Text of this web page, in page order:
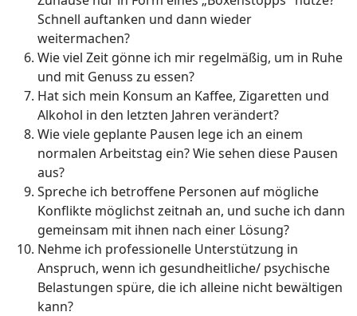
Schnell auftanken und dann wieder
weitermachen?
Wie viel Zeit gönne ich mir regelmäßig, um in Ruhe
und mit Genuss zu essen?
Hat sich mein Konsum an Kaffee, Zigaretten und
Alkohol in den letzten Jahren verändert?
Wie viele geplante Pausen lege ich an einem
normalen Arbeitstag ein? Wie sehen diese Pausen
aus?
Spreche ich betroffene Personen auf mögliche
Konflikte möglichst zeitnah an, und suche ich dann
gemeinsam mit ihnen nach einer Lösung?
Nehme ich professionelle Unterstützung in
Anspruch, wenn ich gesundheitliche/ psychische
Belastungen spüre, die ich alleine nicht bewältigen
kann?